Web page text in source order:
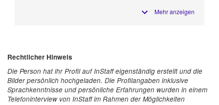
Mehr anzeigen
Rechtlicher Hinweis
Die Person hat ihr Profil auf InStaff eigenständig erstellt und die
Bilder persönlich hochgeladen. Die Profilangaben inklusive
Sprachkenntnisse und persönliche Erfahrungen wurden in einem
Telefoninterview von InStaff im Rahmen der Möglichkeiten